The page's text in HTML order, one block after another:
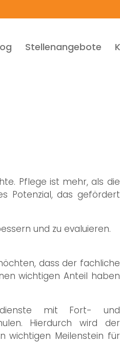
Stellenangebote
Pflege ist mehr, als die
Potenzial, das gefördert
und zu evaluieren.
dass der fachliche
wichtigen Anteil haben
mit Fort- und
Hierdurch wird der
wichtigen Meilenstein für